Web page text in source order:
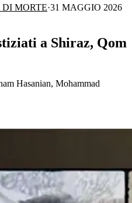
DI MORTE·31 MAGGIO 2026
a Shiraz, Qom
Hasanian, Mohammad